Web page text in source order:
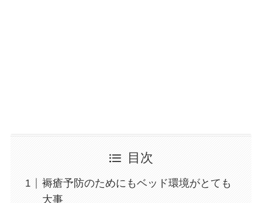
目次
褥瘡予防のためにもベッド環境がとても
大事